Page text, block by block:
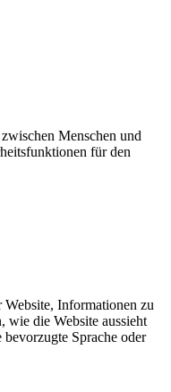
Menschen und
für den
Website, Informationen zu
wie die Website aussieht
Sprache oder